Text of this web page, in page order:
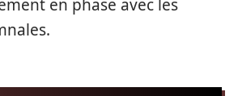
en phase avec les